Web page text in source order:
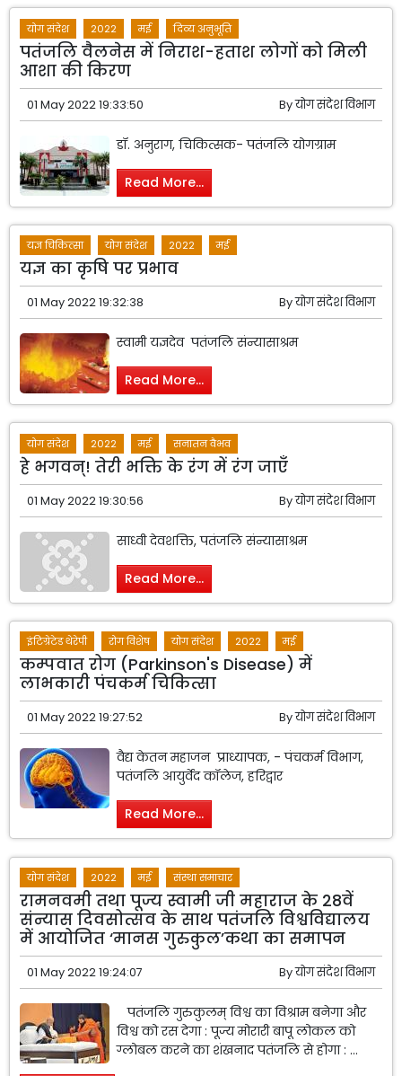
योग संदेश 2022 मई दिव्य अनुभूति
पतंजलि वैलनेस में निराश-हताश लोगों को मिली
आशा की किरण
01 May 2022 19:33:50 Byयोग संदेश विभाग
डॉ. अनुराग, चिकित्सक- पतंजलि योगग्राम
Read More...
यज्ञ चिकित्सा योग संदेश 2022 मई
यज्ञ का कृषि पर प्रभाव
01 May 2022 19:32:38 Byयोग संदेश विभाग
स्वामी यज्ञदेव पतंजलि संन्यासाश्रम
Read More...
योग संदेश 2022 मई सनातन वैभव
हे भगवन्! तेरी भक्ति के रंग में रंग जाएँ
01 May 2022 19:30:56 Byयोग संदेश विभाग
साध्वी देवशक्ति, पतंजलि संन्यासाश्रम
Read More...
इंटिग्रेटेड थेरेपी रोग विशेष योग संदेश 2022 मई
कम्पवात रोग (Parkinson's Disease) में
लाभकारी पंचकर्म चिकित्सा
01 May 2022 19:27:52 Byयोग संदेश विभाग
वैद्य केतन महाजन प्राध्यापक, - पंचकर्म विभाग,
पतंजलि आयुर्वेद कॉलेज, हरिद्वार
Read More...
योग संदेश 2022 मई संस्था समाचार
रामनवमी तथा पूज्य स्वामी जी महाराज के 28वें
संन्यास दिवसोत्सव के साथ पतंजलि विश्वविद्यालय
में आयोजित ‘मानस गुरुकुल’कथा का समापन
01 May 2022 19:24:07 Byयोग संदेश विभाग
पतंजलि गुरुकुलम् विश्व का विश्राम बनेगा और
विश्व को रस देगा : पूज्य मोरारी बापू लोकल को
ग्लोबल करने का शंखनाद पतंजलि से होगा : ...